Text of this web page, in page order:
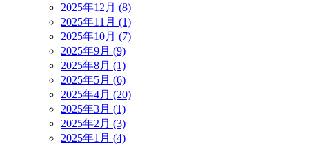
2025年12月 (8)
2025年11月 (1)
2025年10月 (7)
2025年9月 (9)
2025年8月 (1)
2025年5月 (6)
2025年4月 (20)
2025年3月 (1)
2025年2月 (3)
2025年1月 (4)